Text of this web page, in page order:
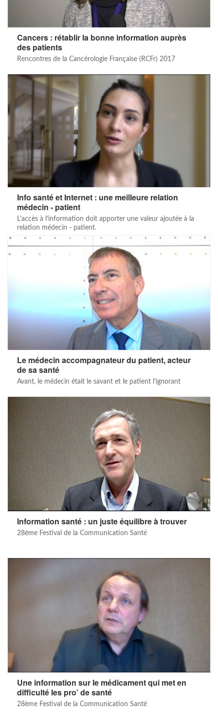
Cancers : rétablir la bonne information auprès
des patients
Rencontres de la Cancérologie Française (RCFr) 2017
Info santé et Internet : une meilleure relation
médecin - patient
L’accès à l’information doit apporter une valeur ajoutée à la
relation médecin - patient.
Le médecin accompagnateur du patient, acteur
de sa santé
Avant, le médecin était le savant et le patient l’ignorant
Information santé : un juste équilibre à trouver
28ème Festival de la Communication Santé
Une information sur le médicament qui met en
difficulté les pro’ de santé
28ème Festival de la Communication Santé